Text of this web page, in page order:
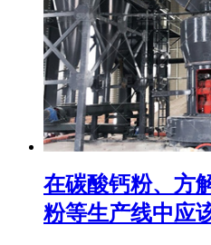
在碳酸钙粉、方
粉等生产线中应